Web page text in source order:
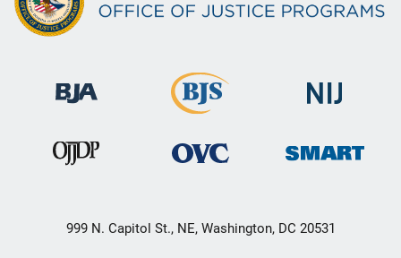
999 N. Capitol St., NE, Washington, DC 20531